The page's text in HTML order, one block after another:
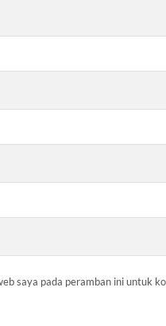
saya pada peramban ini untuk